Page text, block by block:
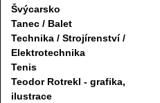
Švýcarsko
Tanec / Balet
Technika / Strojírenství /
Elektrotechnika
Tenis
Teodor Rotrekl - grafika,
ilustrace